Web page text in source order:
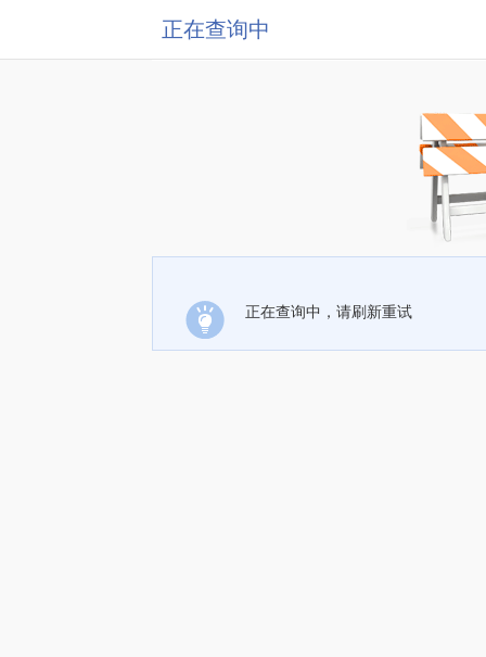
正在查询中
正在查询中，请刷新重试